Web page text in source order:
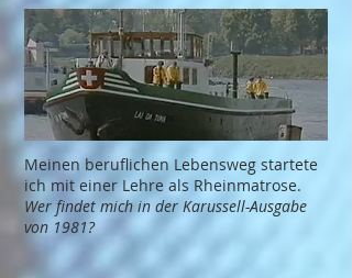
Meinen beruflichen Lebensweg startete
ich mit einer Lehre als Rheinmatrose.
Wer findet mich in der Karussell-Ausgabe
von 1981?